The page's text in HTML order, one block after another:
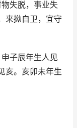
失脱，事业失
来拗自卫，宜守
子辰年生人见
亥。亥卯未年生